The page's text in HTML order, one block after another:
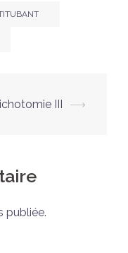
III ⟶
publiée.